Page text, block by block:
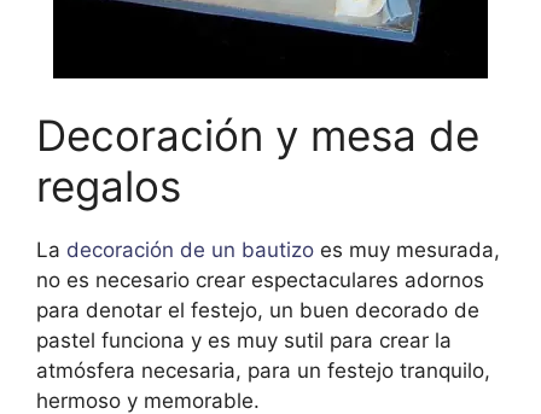
Decoración y mesa de
regalos
La decoración de un bautizo es muy mesurada,
no es necesario crear espectaculares adornos
para denotar el festejo, un buen decorado de
pastel funciona y es muy sutil para crear la
atmósfera necesaria, para un festejo tranquilo,
hermoso y memorable.